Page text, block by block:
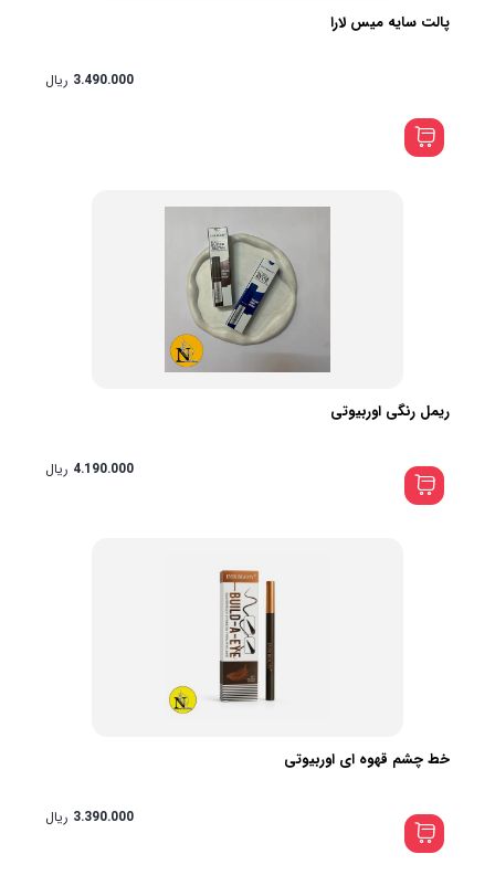
پالت سایه میس لارا
3.490.000 ریال
ریمل رنگی اوربیوتی
4.190.000 ریال
خط چشم قهوه ای اوربیوتی
3.390.000 ریال